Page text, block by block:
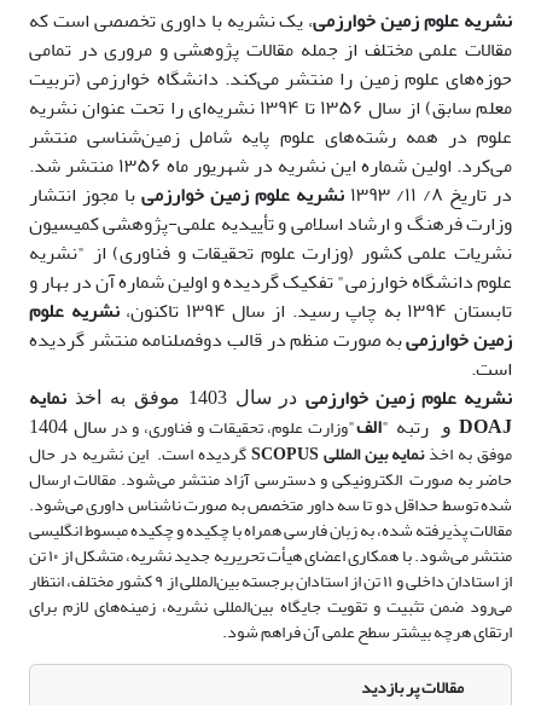
نشریه علوم زمین خوارزمی، یک نشریه با داوری تخصصی است که
مقالات علمی مختلف از جمله مقالات پژوهشی و مروری در تمامی
حوزه‌های علوم زمین را منتشر می‌کند. دانشگاه خوارزمی (تربیت
معلم سابق) از سال ۱۳۵۶ تا ۱۳۹۴ نشریه‌ای را تحت عنوان نشریه
علوم در همه رشته‌های علوم پایه شامل زمین‌شناسی منتشر
می‌کرد.
اولین شماره این نشریه در شهریور ماه ۱۳۵۶ منتشر شد.
در تاریخ ۸/ ۱۱/ ۱۳۹۳
نشریه علوم زمین خوارزمیبا مجوز انتشار
وزارت فرهنگ و ارشاد اسلامی و تأییدیه علمی-پژوهشی کمیسیون
نشریات علمی کشور (وزارت علوم تحقیقات و فناوری) از "نشریه
علوم دانشگاه خوارزمی" تفکیک گردیده و اولین شماره آن در بهار و
تابستان ۱۳۹۴ به چاپ رسید.
از سال ۱۳۹۴ تاکنون،
نشریه علوم
زمین خوارزمیبه صورت منظم در قالب دوفصلنامه منتشر گردیده
است.
نشریه علوم زمین خوارزمیدر سال 1403 موفق به اخذ
نمایه
DOAJ ورتبه "الف"وزارت علوم، تحقیقات و فناوری، و درسال 1404
موفق به اخذنمایه بین المللی SCOPUS گردیده است. این نشریه در حال
حاضر به صورت الکترونیکی و دسترسی آزاد منتشر می‌شود. مقالات ارسال
شده توسط حداقل دو تا سه داور متخصص به صورت ناشناس داوری می‌شود.
مقالات پذیرفته شده، به زبان فارسی همراه با چکیده و چکیده مبسوط انگلیسی
منتشر می‌شود. با همکاری اعضای هیأت تحریریه جدید نشریه، متشکل از ۱۰ تن
از استادان داخلی و ۱۱ تن از استادان برجسته بین‌المللی از ۹ کشور مختلف، انتظار
می‌رود ضمن تثبیت و تقویت جایگاه بین‌المللی نشریه، زمینه‌های لازم برای
ارتقای هرچه بیشتر سطح علمی آن فراهم شود.
مقالات پر بازدید